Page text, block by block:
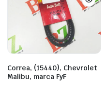
Correa, (15440), Chevrolet
Malibu, marca FyF